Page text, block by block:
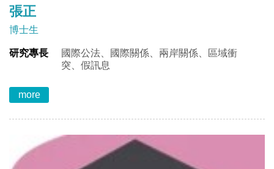
張正
博士生
研究專長
國際公法、國際關係、兩岸關係、區域衝
突、假訊息
more